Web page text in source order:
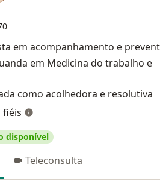
em acompanhamento e
em Medicina do trabalho e
como acolhedora e resolutiva
fiéis
disponível
Teleconsulta